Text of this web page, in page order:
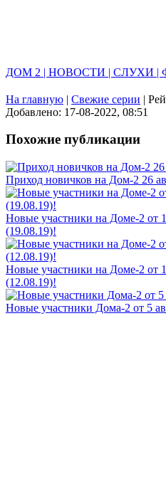
ДОМ 2 | НОВОСТИ | СЛУХИ |
На главную | Свежие серии |
Добавлено: 17-08-2022, 08:51
Похожие публикации
Приход новичков на Дом-2 26
Новые участники на Доме-2 от
(19.08.19)!
Новые участники на Доме-2 от
(12.08.19)!
Новые участники Дома-2 от 5